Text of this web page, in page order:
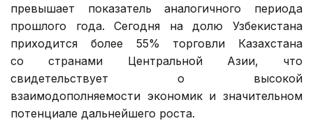
превышает показатель аналогичного периода
прошлого года. Сегодня на долю Узбекистана
приходится более 55% торговли Казахстана
со странами Центральной Азии, что
свидетельствует о высокой
взаимодополняемости экономик и значительном
потенциале дальнейшего роста.